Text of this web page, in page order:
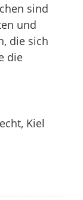
sind
und
die sich
die
Kiel